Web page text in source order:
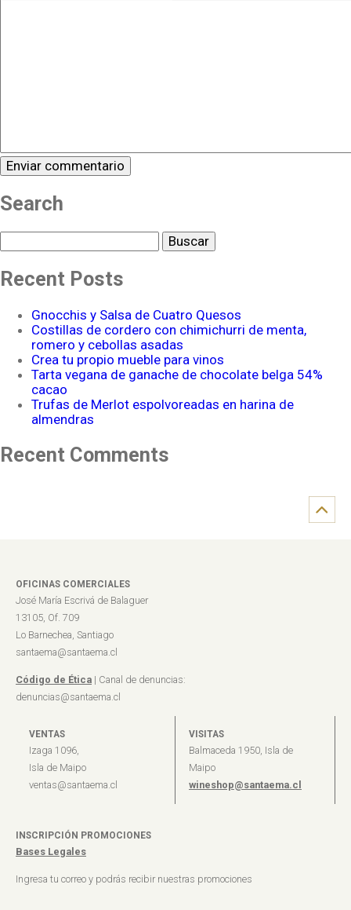
Search
Recent Posts
Gnocchis y Salsa de Cuatro Quesos
Costillas de cordero con chimichurri de menta,
romero y cebollas asadas
Crea tu propio mueble para vinos
Tarta vegana de ganache de chocolate belga 54%
cacao
Trufas de Merlot espolvoreadas en harina de
almendras
Recent Comments
OFICINAS COMERCIALES
José María Escrivá de Balaguer
13105, Of. 709
Lo Barnechea, Santiago
santaema@santaema.cl
Código de Ética | Canal de denuncias:
denuncias@santaema.cl
VENTAS
Izaga 1096,
Isla de Maipo
ventas@santaema.cl
VISITAS
Balmaceda 1950, Isla de
Maipo
wineshop@santaema.cl
INSCRIPCIÓN PROMOCIONES
Bases Legales
Ingresa tu correo y podrás recibir nuestras promociones